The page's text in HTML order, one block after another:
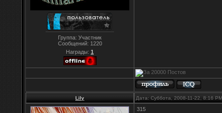
Группа: Участник
Сообщений: 1220
Награды: 1
Lily Дата: Суббота, 2008-11-22, 8:16
315